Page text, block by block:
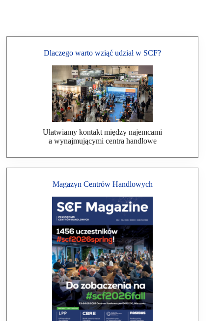
Dlaczego warto wziąć udział w SCF?
Ułatwiamy kontakt między najemcami
a wynajmującymi centra handlowe
Magazyn Centrów Handlowych